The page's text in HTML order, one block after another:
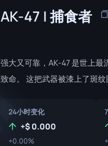
MP5-SD
P90
UMP-45
AK-47 | 捕食者
强大又可靠，AK-47 是世上
致命。 这把武器被漆上了斑纹
24小时变化
+ 0.000
+0.00%